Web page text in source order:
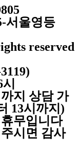
서울영등
reserved
지 상담 가
13시까지)
무입니다
시면 감사